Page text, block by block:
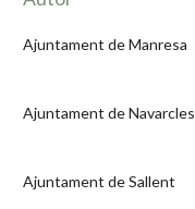
Ajuntament de Manresa
Ajuntament de Navarcles
Ajuntament de Sallent